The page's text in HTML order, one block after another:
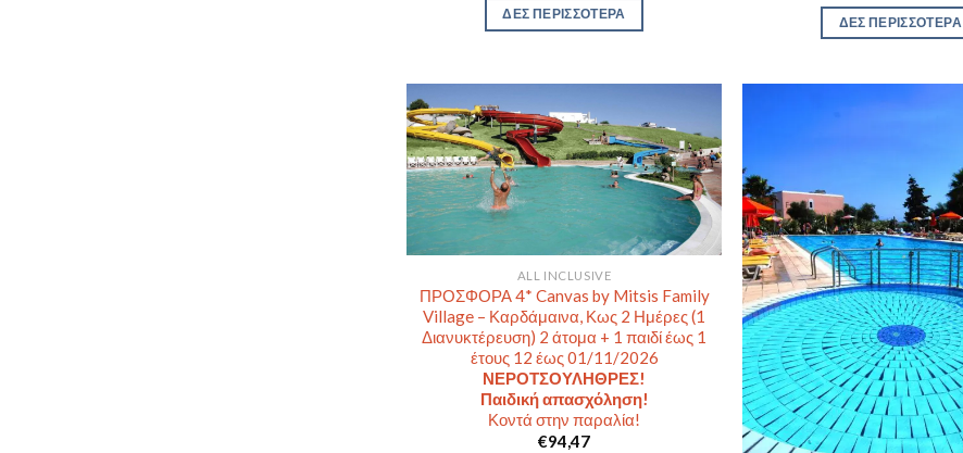
ΔΕΣ ΠΕΡΙΣΣΟΤΕΡΑ
ΔΕΣ ΠΕΡΙΣΣΟΤΕΡΑ
ALL INCLUSIVE
ΠΡΟΣΦΟΡΑ 4* Canvas by Mitsis Family
Village – Καρδάμαινα, Κως 2 Ημέρες (1
Διανυκτέρευση) 2 άτομα + 1 παιδί έως 1
έτους 12 έως 01/11/2026
ΝΕΡΟΤΣΟΥΛΗΘΡΕΣ!
Παιδική απασχόληση!
Κοντά στην παραλία!
€94,47